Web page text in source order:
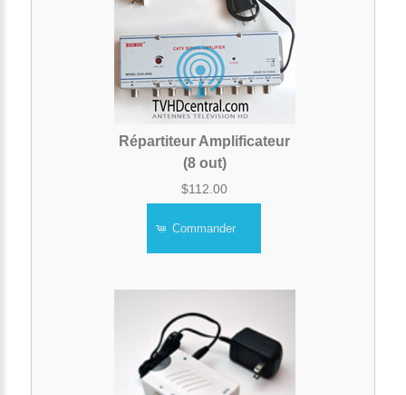
Répartiteur Amplificateur
(8 out)
$112.00
Commander